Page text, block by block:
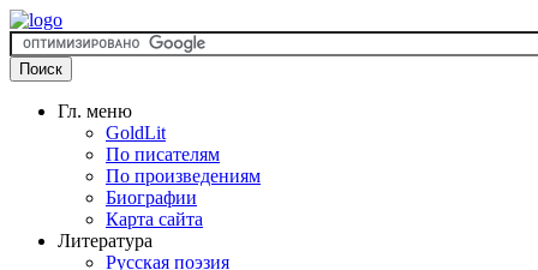
Гл. меню
GoldLit
По писателям
По произведениям
Биографии
Карта сайта
Литература
Русская поэзия